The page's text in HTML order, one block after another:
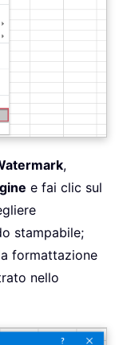
,
e fai clic sul
stampabile;
formattazione
nello